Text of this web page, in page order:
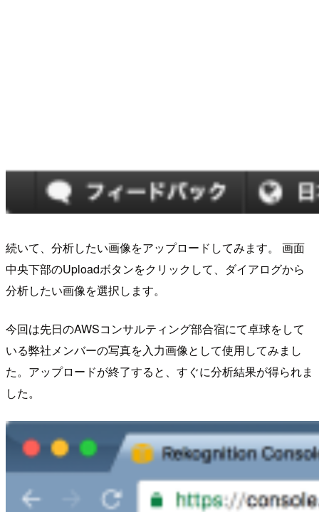
続いて、分析したい画像をアップロードしてみます。 画面
中央下部のUploadボタンをクリックして、ダイアログから
分析したい画像を選択します。
今回は先日のAWSコンサルティング部合宿にて卓球をして
いる弊社メンバーの写真を入力画像として使用してみまし
た。アップロードが終了すると、すぐに分析結果が得られま
した。